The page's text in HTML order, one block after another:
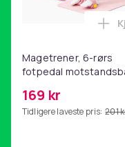
Magetrener, 6-rørs
fotpedal
yoga og
hjemmegymnastikk
169 kr
Tidligere laveste pris: 201